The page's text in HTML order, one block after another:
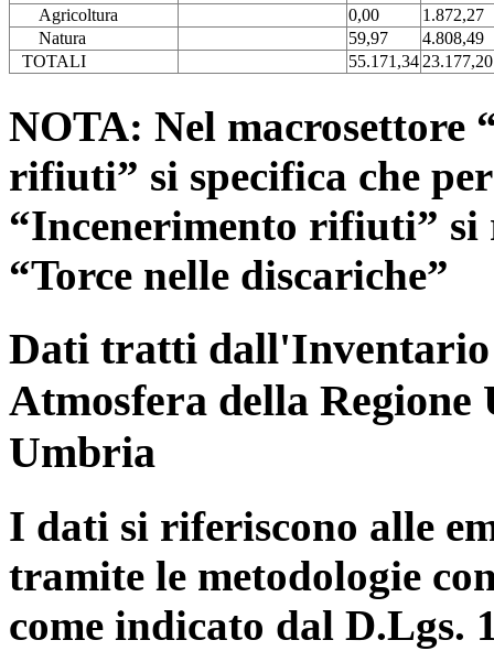
Agricoltura
0,00
1.872,27
Natura
59,97
4.808,49
TOTALI
55.171,3423.177,20
NOTA: Nel macrosettore
rifiuti” si specifica che
“Incenerimento rifiuti”
“Torce nelle discariche”
Dati tratti dall'Inventario
Atmosfera della
Umbria
I dati si riferiscono alle
tramite le metodologie
come indicato dal D.Lgs.